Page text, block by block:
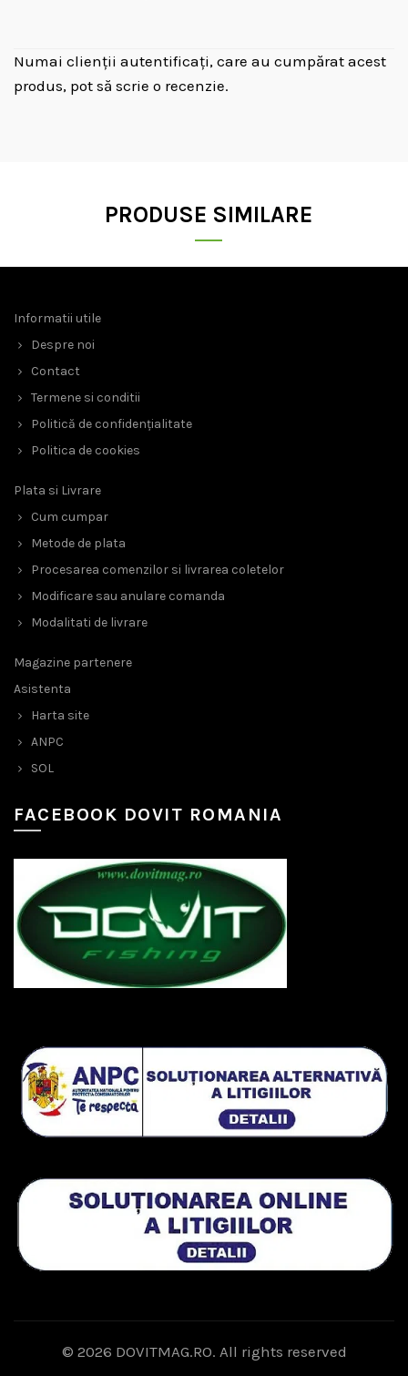
Numai clienții autentificați, care au cumpărat acest
produs, pot să scrie o recenzie.
PRODUSE SIMILARE
Informatii utile
Despre noi
Contact
Termene si conditii
Politică de confidențialitate
Politica de cookies
Plata si Livrare
Cum cumpar
Metode de plata
Procesarea comenzilor si livrarea coletelor
Modificare sau anulare comanda
Modalitati de livrare
Magazine partenere
Asistenta
Harta site
ANPC
SOL
FACEBOOK DOVIT ROMANIA
© 2026 DOVITMAG.RO. All rights reserved